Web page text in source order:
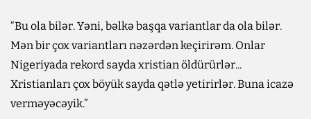
“Bu ola bilər. Yəni, bəlkə başqa variantlar da ola bilər.
Mən bir çox variantları nəzərdən keçirirəm. Onlar
Nigeriyada rekord sayda xristian öldürürlər...
Xristianları çox böyük sayda qətlə yetirirlər. Buna icazə
verməyəcəyik.”